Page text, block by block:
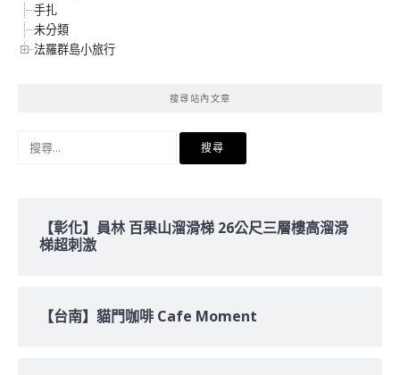
手扎
未分類
法羅群島小旅行
搜尋站內文章
【彰化】員林 百果山溜滑梯 26公尺三層樓高溜滑
梯超刺激
【台南】貓門咖啡 Cafe Moment